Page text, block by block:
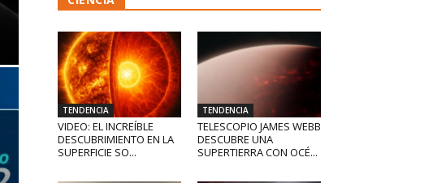
TENDENCIA
VIDEO: EL INCREÍBLE
DESCUBRIMIENTO EN LA
SUPERFICIE SO...
TENDENCIA
TELESCOPIO JAMES WEBB
DESCUBRE UNA
SUPERTIERRA CON OCÉ...